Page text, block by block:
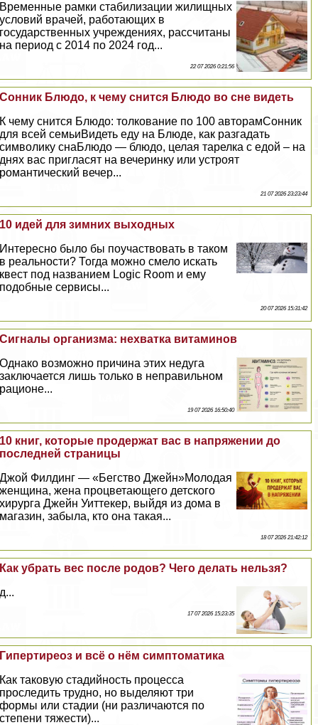
Временные рамки стабилизации жилищных
условий врачей, работающих в
государственных учреждениях, рассчитаны
на период с 2014 по 2024 год...
22 07 2026 0:21:56
Сонник Блюдо, к чему снится Блюдо во сне видеть
К чему снится Блюдо: толкование по 100 авторамСонник
для всей семьиВидеть еду на Блюде, как разгадать
символику снаБлюдо — блюдо, целая тарелка с едой – на
днях вас пригласят на вечеринку или устроят
романтический вечер...
21 07 2026 23:23:44
10 идей для зимних выходных
Интересно было бы поучаствовать в таком
в реальности? Тогда можно смело искать
квест под названием Logic Room и ему
подобные сервисы...
20 07 2026 15:31:42
Сигналы организма: нехватка витаминов
Однако возможно причина этих недуга
заключается лишь только в неправильном
рационе...
19 07 2026 16:50:40
10 книг, которые продержат вас в напряжении до
последней страницы
Джой Филдинг — «Бегство Джейн»Молодая
женщина, жена процветающего детского
хирурга Джейн Уиттекер, выйдя из дома в
магазин, забыла, кто она такая...
18 07 2026 21:42:12
Как убрать вес после родов? Чего делать нельзя?
д...
17 07 2026 15:23:35
Гипертиреоз и всё о нём симптоматика
Как таковую стадийность процесса
проследить трудно, но выделяют три
формы или стадии (ни различаются по
степени тяжести)...